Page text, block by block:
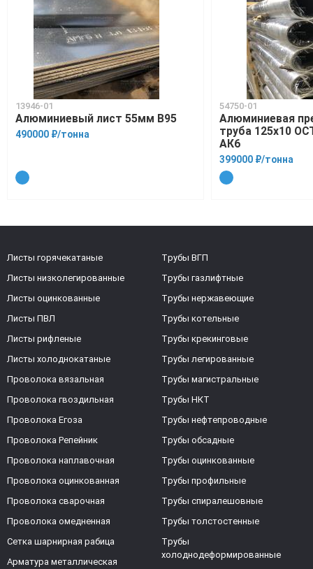
13946-01
Алюминиевый лист 55мм В95
490000 ₽/тонна
54750-01
Алюминиевая
труба 125х10
АК6
399000 ₽/тонна
Листы горячекатаные
Листы низколегированные
Листы оцинкованные
Листы ПВЛ
Листы рифленые
Листы холоднокатаные
Проволока вязальная
Проволока гвоздильная
Проволока Егоза
Проволока Репейник
Проволока наплавочная
Проволока оцинкованная
Проволока сварочная
Проволока омедненная
Сетка шарнирная рабица
Арматура металлическая
Трубы ВГП
Трубы газлифтные
Трубы нержавеющие
Трубы котельные
Трубы крекинговые
Трубы легированные
Трубы магистральные
Трубы НКТ
Трубы нефтепроводные
Трубы обсадные
Трубы оцинкованные
Трубы профильные
Трубы спиралешовные
Трубы толстостенные
Трубы
холоднодеформированные